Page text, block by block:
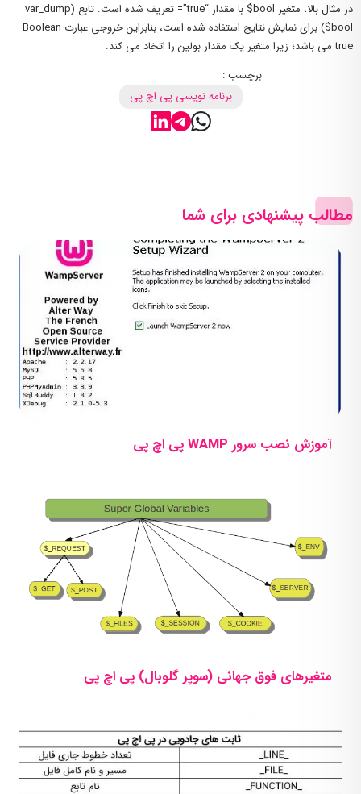
در مثال بالا، متغیر bool$ با مقدار “true”= تعریف شده است. تابع (var_dump
($bool برای نمایش نتایج استفاده شده است، بنابراین خروجی عبارت Boolean
true می باشد؛ زیرا متغیر یک مقدار بولین را اتخاد می کند.
برچسب :
برنامه نویسی پی اچ پی
مطالب پیشنهادی برای شما
آموزش نصب سرور WAMP پی اچ پی
متغیرهای فوق جهانی (سوپر گلوبال) پی اچ پی